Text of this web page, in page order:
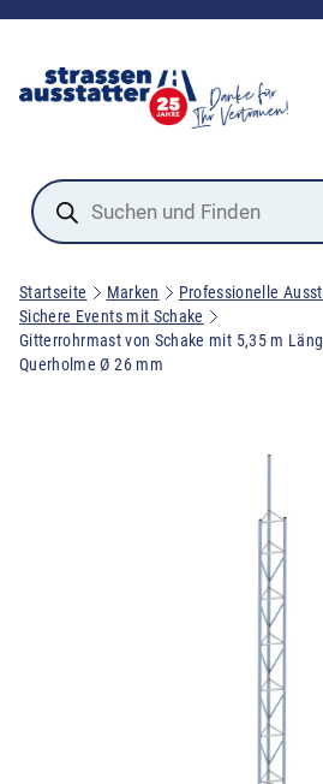
Products
search
Startseite Marken
Professionelle
Sichere Events mit Schake
Gitterrohrmast von Schake mit 5,35 m
Querholme Ø 26 mm